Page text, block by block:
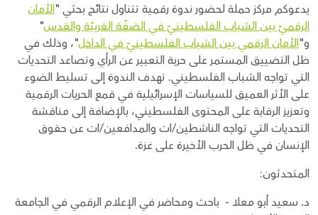
يدعوكم مركز حملة لحضور ندوة رقمية تتناول نتائج بحثي "الأمان
الرقميّ بين الشباب الفلسطينيّ في الضفّة الغربيّة والقدس"
و"الأمان الرقمي بين الشباب الفلسطينيّ في الداخل"، وذلك في
ظل التضييق المستمر على حرية التعبير عن الرأي وتصاعد التحديات
التي تواجه الشباب الفلسطيني. تهدف الندوة إلى تسليط الضوء
على الأثر العميق للسياسات الإسرائيلية في قمع الحريات الرقمية
وتعزيز الرقابة على المحتوى الفلسطيني، بالإضافة إلى مناقشة
التحديات التي تواجه الناشطين/ات والمدافعين/ات عن حقوق
الإنسان في ظل الحرب الأخيرة على غزة.
المتحدثون:
د. سعيد أبو معلا - باحث ومحاضر في الإعلام الرقمي في الجامعة